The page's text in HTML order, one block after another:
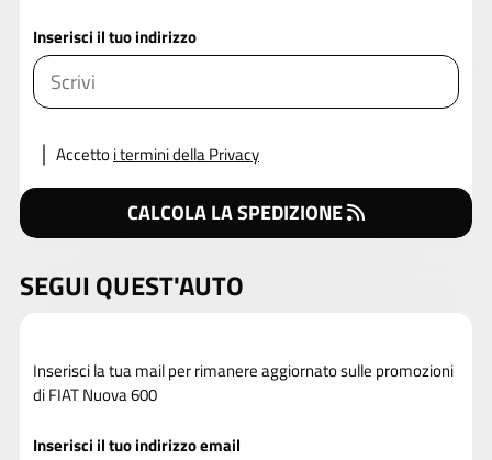
Inserisci il tuo indirizzo
Accettoi termini della Privacy
CALCOLA LA SPEDIZIONE
SEGUI QUEST'AUTO
Inserisci la tua mail per rimanere aggiornato sulle promozioni
di FIAT Nuova 600
Inserisci il tuo indirizzo email